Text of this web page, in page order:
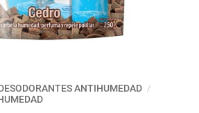
ANTIHUMEDAD /